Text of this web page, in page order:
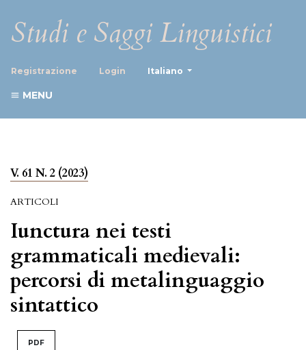
Studi e Saggi Linguistici
Registrazione Login Italiano
MENU
V. 61 N. 2 (2023)
ARTICOLI
Iunctura nei testi
grammaticali medievali:
percorsi di metalinguaggio
sintattico
PDF